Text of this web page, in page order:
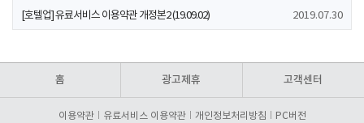
[호텔업] 유료서비스 이용약관 개정본2 (19.09.02) 2019.07.30
홈 광고제휴 고객센터
이용약관 유료서비스 이용약관 개인정보처리방침 PC버전